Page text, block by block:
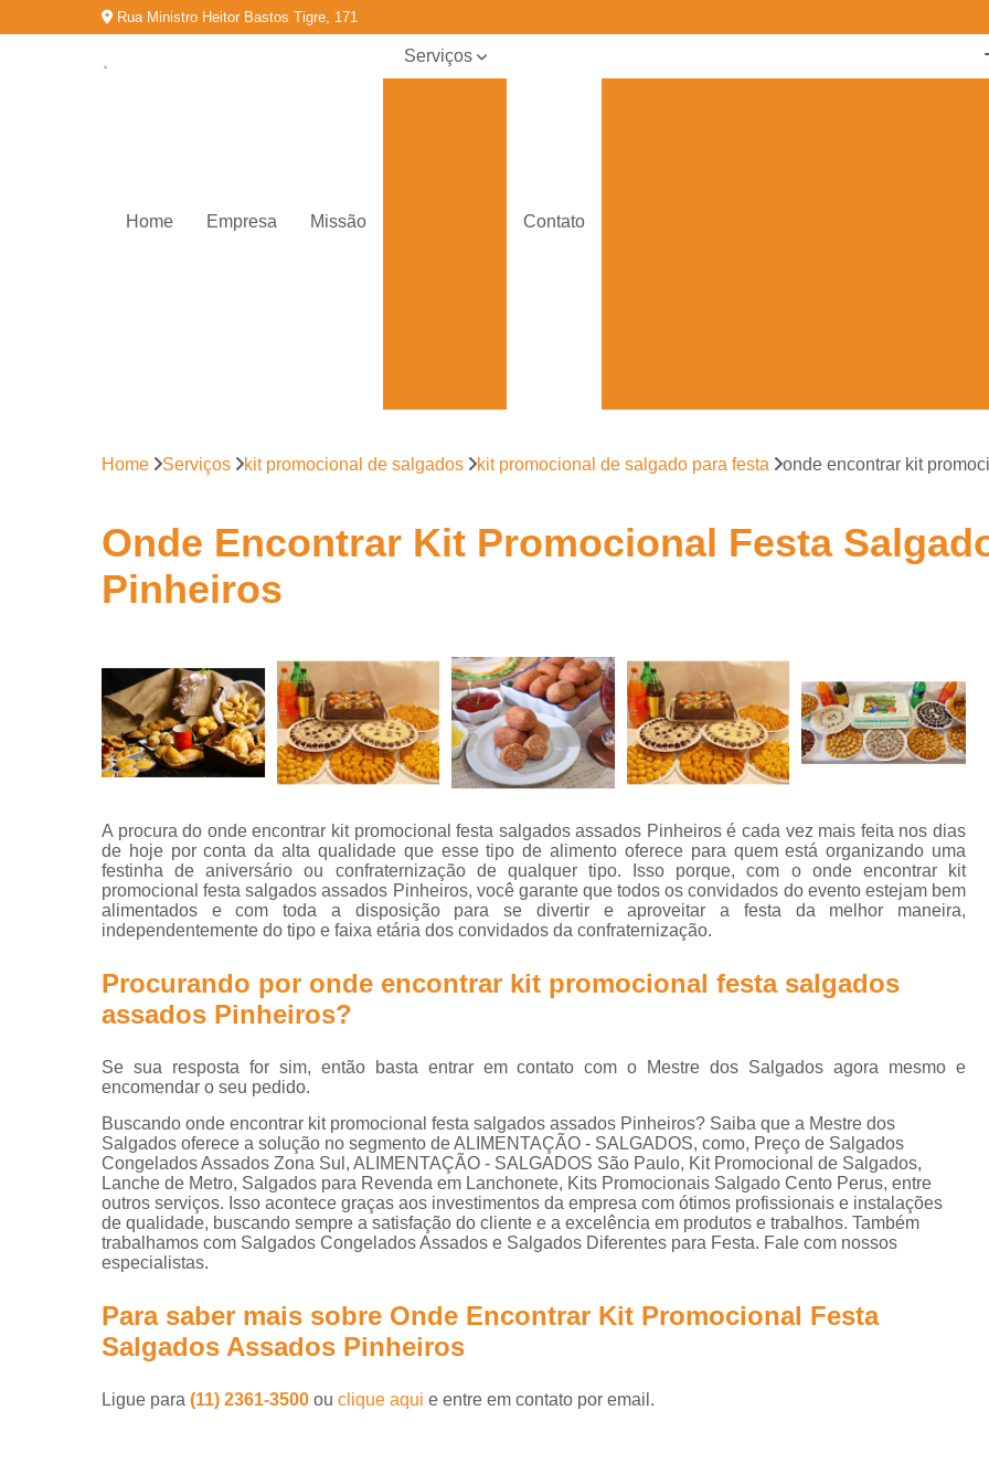
Rua Ministro Heitor Bastos Tigre, 171
Home Empresa Missão
Serviços
Salgados
infantil
Salgados
para
revenda
Contato
Doces para Festa de Debutante
Doces
Kit Doces Festa Infantil
Kit Doces para
Kit Promocional Aniversário Salgados
Kit Promocional de Salgados para
Kit Promocional Festa Salgados
Kit Promocional Salgados de Festa
Kit Promocional Salgados para Festa
Lanche de Metro de Presunto Cozido
Lanche de Metro de Queijo
Lanche de
Lanche de Metro Vegetariano
Lanche
Salgados Congelados Assados por
Salgados Congelados Festa
Salgados Congelados para Festa
Salgados Congelados para Festas por
Salgados Aniversário
Salgados
Home Serviços kit promocional de salgados kit promocional de salgado para festa onde encontrar kit
Onde Encontrar Kit Promocional Festa
Pinheiros
A procura do onde encontrar kit promocional festa salgados assados Pinheiros é cada vez mais feita nos dias
de hoje por conta da alta qualidade que esse tipo de alimento oferece para quem está organizando uma
festinha de aniversário ou confraternização de qualquer tipo. Isso porque, com o onde encontrar kit
promocional festa salgados assados Pinheiros, você garante que todos os convidados do evento estejam bem
alimentados e com toda a disposição para se divertir e aproveitar a festa da melhor maneira,
independentemente do tipo e faixa etária dos convidados da confraternização.
Procurando por onde encontrar kit promocional festa salgados
assados Pinheiros?
Se sua resposta for sim, então basta entrar em contato com o Mestre dos Salgados agora mesmo e
encomendar o seu pedido.
Buscando onde encontrar kit promocional festa salgados assados Pinheiros? Saiba que a Mestre dos
Salgados oferece a solução no segmento de ALIMENTAÇÃO - SALGADOS, como, Preço de Salgados
Congelados Assados Zona Sul, ALIMENTAÇÃO - SALGADOS São Paulo, Kit Promocional de Salgados,
Lanche de Metro, Salgados para Revenda em Lanchonete, Kits Promocionais Salgado Cento Perus, entre
outros serviços. Isso acontece graças aos investimentos da empresa com ótimos profissionais e instalações
de qualidade, buscando sempre a satisfação do cliente e a excelência em produtos e trabalhos. Também
trabalhamos com Salgados Congelados Assados e Salgados Diferentes para Festa. Fale com nossos
especialistas.
Para saber mais sobre Onde Encontrar Kit Promocional Festa
Salgados Assados Pinheiros
Ligue para (11) 2361-3500 ou clique aqui e entre em contato por email.